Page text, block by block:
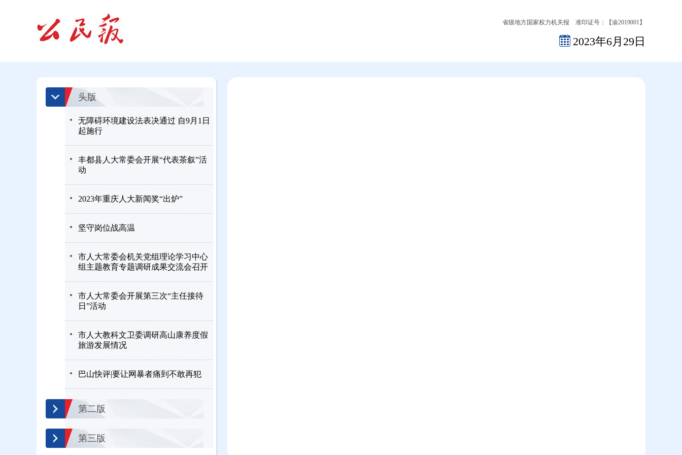
省级地方国家权力机关报 准印证号：【渝2019001】
2023年6月29日
头版
无障碍环境建设法表决通过 自9月1日
起施行
丰都县人大常委会开展“代表茶叙”活
动
2023年重庆人大新闻奖“出炉”
坚守岗位战高温
市人大常委会机关党组理论学习中心
组主题教育专题调研成果交流会召开
市人大常委会开展第三次“主任接待
日”活动
市人大教科文卫委调研高山康养度假
旅游发展情况
巴山快评|要让网暴者痛到不敢再犯
第二版
第三版